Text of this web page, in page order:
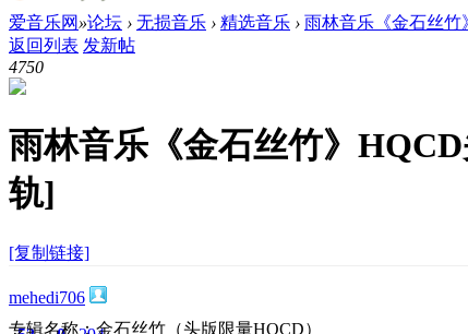
爱音乐网 »论坛 › 无损音乐 › 精选音乐 › 雨林音乐《金石丝竹
返回列表 发新帖
4750
雨林音乐《金石丝竹》
轨]
[复制链接]
mehedi706
专辑名称：金石丝竹（头版限量HQCD）